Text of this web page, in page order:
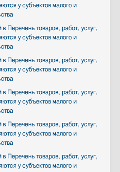
у субъектов малого и
Перечень товаров, работ, услуг,
у субъектов малого и
Перечень товаров, работ, услуг,
у субъектов малого и
Перечень товаров, работ, услуг,
у субъектов малого и
Перечень товаров, работ, услуг,
у субъектов малого и
Перечень товаров, работ, услуг,
у субъектов малого и